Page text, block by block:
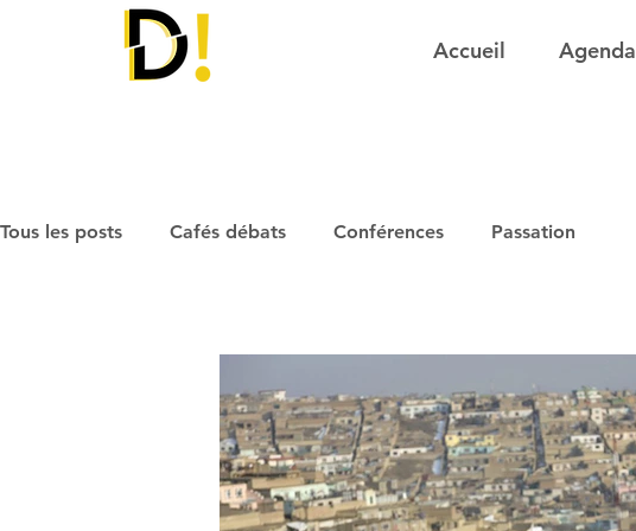
Accueil Agenda
Tous les posts Cafés débats Conférences Passation